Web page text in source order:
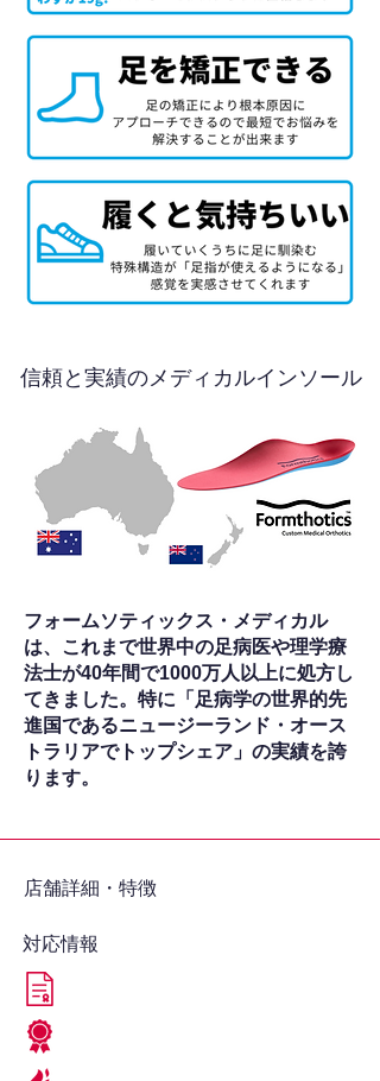
信頼と実績のメディカルインソール
フォームソティックス・メディカル
は、これまで世界中の足病医や理学療
法士が40年間で1000万人以上に処方し
てきました。特に「足病学の世界的先
進国であるニュージーランド・オース
トラリアでトップシェア」の実績を誇
ります。
​店舗詳細・特徴
対応情報